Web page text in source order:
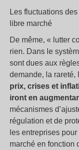
Les fluctuations
libre marché
De même, « lutter
rien. Dans le
sont dues aux
demande, la rareté,
prix, crises et
iront en
mécanismes
régulation et de
les entreprises
marché en fonction